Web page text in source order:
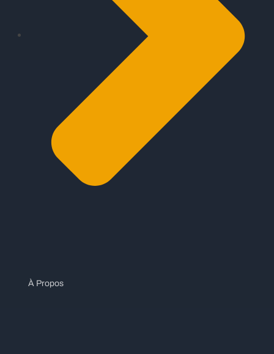
À Propos